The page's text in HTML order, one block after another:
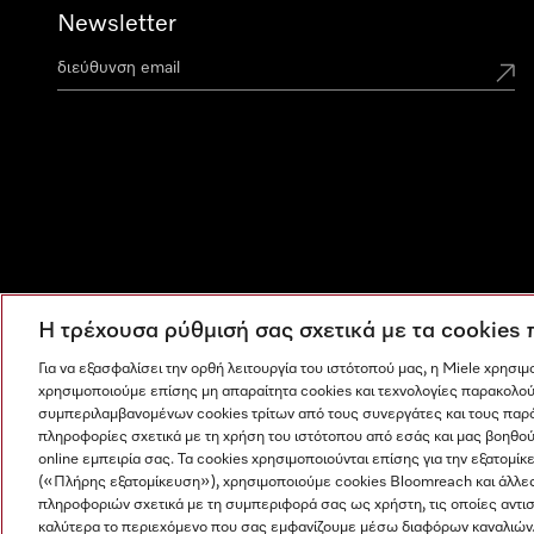
Newsletter
Η εταιρεία μας Όροι και Προϋποθέσεις Προστασία
Η τρέχουσα ρύθμισή σας σχετικά με τα
Για να εξασφαλίσει την ορθή λειτουργία του ιστότοπού μας, η Miele
χρησιμοποιούμε επίσης μη απαραίτητα cookies και τεχνολογίες
συμπεριλαμβανομένων cookies τρίτων από τους συνεργάτες και τους
πληροφορίες σχετικά με τη χρήση του ιστότοπου από εσάς και μας
online εμπειρία σας. Τα cookies χρησιμοποιούνται επίσης για την
(«Πλήρης εξατομίκευση»), χρησιμοποιούμε cookies Bloomreach και
πληροφοριών σχετικά με τη συμπεριφορά σας ως χρήστη, τις οποίες
καλύτερα το περιεχόμενο που σας εμφανίζουμε μέσω διαφόρων